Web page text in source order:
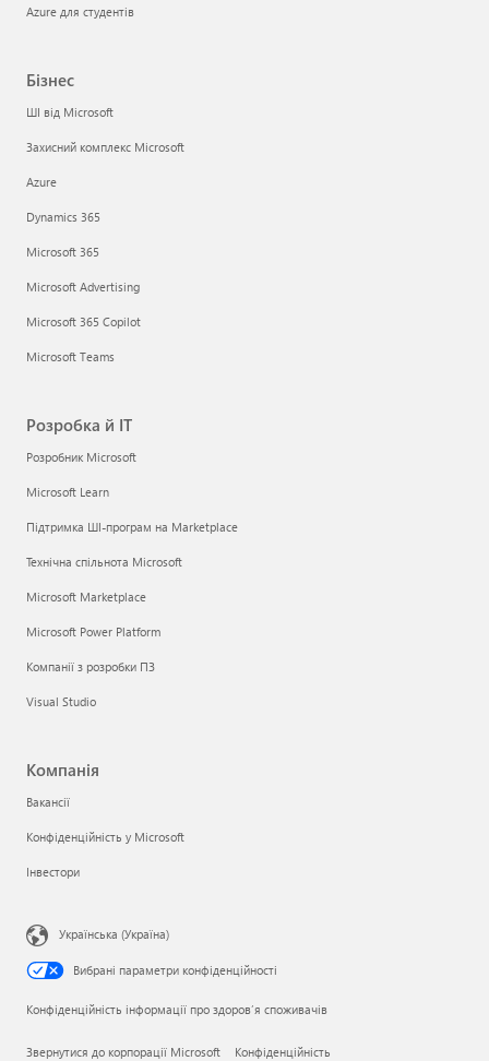
Azure для студентів
Бізнес
ШІ від Microsoft
Захисний комплекс Microsoft
Azure
Dynamics 365
Microsoft 365
Microsoft Advertising
Microsoft 365 Copilot
Microsoft Teams
Розробка й ІТ
Розробник Microsoft
Microsoft Learn
Підтримка ШІ-програм на Marketplace
Технічна спільнота Microsoft
Microsoft Marketplace
Microsoft Power Platform
Компанії з розробки ПЗ
Visual Studio
Компанія
Вакансії
Конфіденційність у Microsoft
Інвестори
Українська (Україна)
Вибрані параметри конфіденційності
Конфіденційність інформації про здоров’я споживачів
Звернутися до корпорації Microsoft Конфіденційність